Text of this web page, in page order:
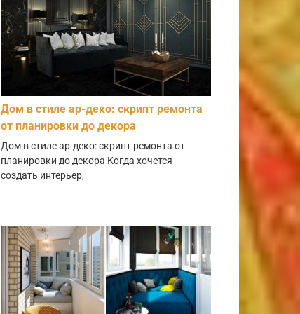
Дом в стиле ар-деко: скрипт ремонта
от планировки до декора
Дом в стиле ар-деко: скрипт ремонта от
планировки до декора Когда хочется
создать интерьер,